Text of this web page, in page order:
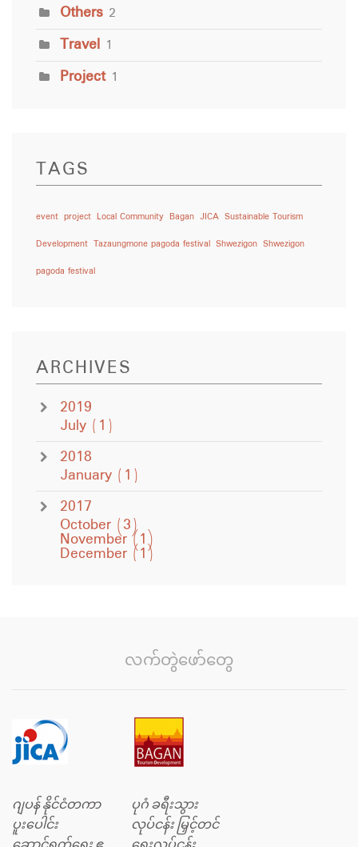
Others 2
Travel 1
Project 1
TAGS
event project Local Community Bagan JICA Sustainable Tourism
Development Tazaungmone pagoda festival Shwezigon Shwezigon
pagoda festival
ARCHIVES
2019
July (1)
2018
January (1)
2017
October (3)
November(1)
December (1)
လက်တွဲဖော်တွေ
ဂျပန် နိုင်ငံတကာ
ပူးပေါင်း
ဆောင်ရွက်ရေး ဧ
ပုဂံ ခရီးသွား
လုပ်ငန်း မြှင့်တင်
ရေးလုပ်ငန်း